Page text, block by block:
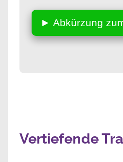
► Abkürzung
Vertiefende